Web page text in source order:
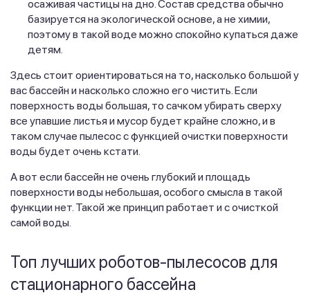
осаживая частицы на дно. Состав средства обычно
базируется на экологической основе, а не химии,
поэтому в такой воде можно спокойно купаться даже
детям.
Здесь стоит ориентироваться на то, насколько большой у
вас бассейн и насколько сложно его чистить. Если
поверхность воды большая, то сачком убирать сверху
все упавшие листья и мусор будет крайне сложно, и в
таком случае пылесос с функцией очистки поверхности
воды будет очень кстати.
А вот если бассейн не очень глубокий и площадь
поверхности воды небольшая, особого смысла в такой
функции нет. Такой же принцип работает и с очисткой
самой воды.
Топ лучших роботов-пылесосов для
стационарного бассейна